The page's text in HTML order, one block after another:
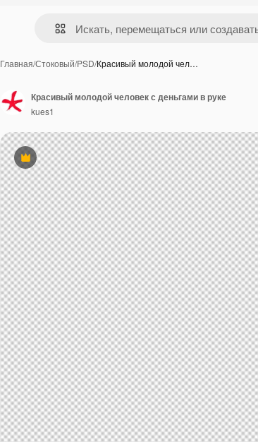
Главная/Стоковый/PSD/Красивый молодой чел…
Премиум
Красивый молодой человек с деньгами в руке
kues1